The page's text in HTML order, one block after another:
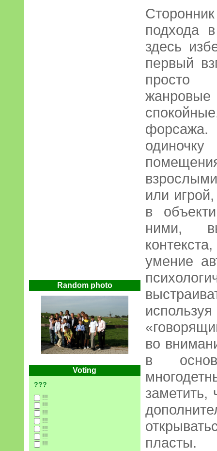
Random photo
Voting
???
!!!
!!!
!!!
!!!
!!!
!!!
!!!
подхода
здесь
первый
просто
форсажа.
или
в
ними,
умение
во
в
заметить,
пласты.